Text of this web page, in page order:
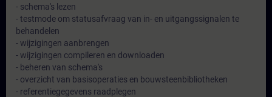
- schema's lezen
- testmode om statusafvraag van in- en uitgangssignalen te
behandelen
- wijzigingen aanbrengen
- wijzigingen compileren en downloaden
- beheren van schema's
- overzicht van basisoperaties en bouwsteenbibliotheken
- referentiegegevens raadplegen